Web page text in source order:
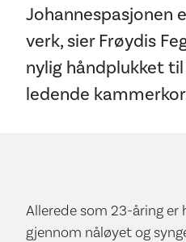
Johannespasjonen
verk, sier Frøydis
nylig håndplukket
ledende
Allerede som 23-åring
gjennom nåløyet og